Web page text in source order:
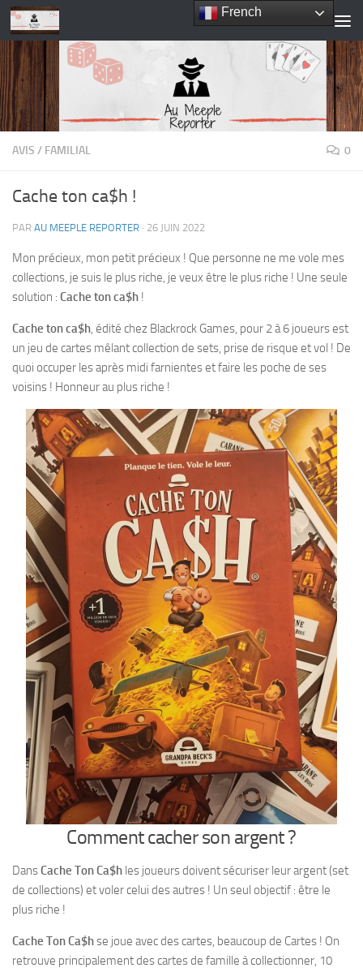
Skip to content
AVIS / FAMILIAL 0
Cache ton ca$h !
PAR AU MEEPLE REPORTER · 26 JUIN 2022
Mon précieux, mon petit précieux ! Que personne ne me vole mes
collections, je suis le plus riche, je veux être le plus riche ! Une seule
solution : Cache ton ca$h !
Cache ton ca$h, édité chez Blackrock Games, pour 2 à 6 joueurs est
un jeu de cartes mêlant collection de sets, prise de risque et vol ! De
quoi occuper les après midi farnientes et faire les poche de ses
voisins ! Honneur au plus riche !
Comment cacher son argent ?
DansCache Ton Ca$h les joueurs doivent sécuriser leur argent (set
de collections) et voler celui des autres ! Un seul objectif : être le
plus riche !
Cache Ton Ca$hse joue avec des cartes, beaucoup de Cartes ! On
retrouve principalement des cartes de famille à collectionner, 10
French